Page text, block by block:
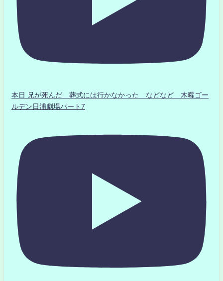
本日 兄が死んだ 葬式には行かなかった などなど 木曜ゴー
ルデン日浦劇場パート7